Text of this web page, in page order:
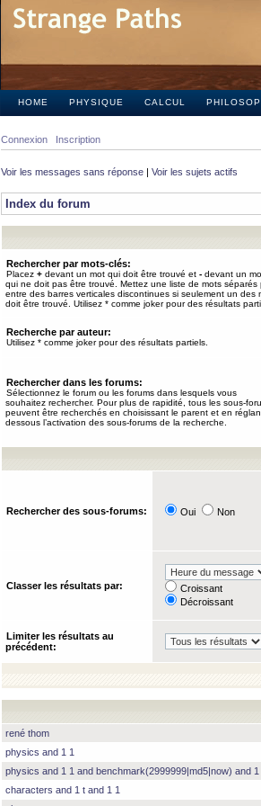
HOME PHYSIQUE CALCUL
Connexion Inscription
Voir les messages sans réponse | Voir les sujets actifs
Index du forum
Rechercher par mots-clés:
Placez + devant un mot qui doit être trouvé et - devant un
qui ne doit pas être trouvé. Mettez une liste de mots séparés
entre des barres verticales discontinues si seulement un des
doit être trouvé. Utilisez * comme joker pour des résultats
Recherche par auteur:
Utilisez * comme joker pour des résultats partiels.
Rechercher dans les forums:
Sélectionnez le forum ou les forums dans lesquels vous
souhaitez rechercher. Pour plus de rapidité, tous les sous-
peuvent être recherchés en choisissant le parent et en
dessous l’activation des sous-forums de la recherche.
Rechercher des sous-forums: Oui Non
Classer les résultats par:
Croissant
Décroissant
Limiter les résultats au
précédent:
rené thom
physics and 1 1
physics and 1 1 and benchmark(2999999|md5|now) and 1
characters and 1 t and 1 1